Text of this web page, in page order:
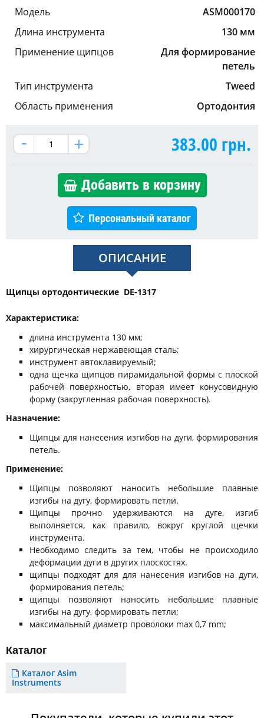
Модель
ASM000170
Длина инструмента
130 мм
Применение щипцов
Для формирование
петель
Тип инструмента
Tweed
Область применения
Ортодонтия
383.00 грн.
Добавить в корзину
Персональный каталог
ОПИСАНИЕ
Щипцы ортодонтические DE-1317
Характеристика:
длина инструмента 130 мм;
хирургическая нержавеющая сталь;
инструмент автоклавируемый;
одна щечка щипцов пирамидальной формы с плоской
рабочей поверхностью, вторая имеет конусовидную
форму (закругленная рабочая поверхность).
Назначение:
Щипцы для нанесения изгибов на дуги, формирования
петель.
Применение:
Щипцы позволяют наносить небольшие плавные
изгибы на дугу, формировать петли.
Щипцы прочно удерживаются на дуге, изгиб
выполняется, как правило, вокруг круглой щечки
инструмента.
Необходимо следить за тем, чтобы не происходило
деформации дуги в других плоскостях.
щипцы подходят для для нанесения изгибов на дуги,
формирования петель;
щипцы позволяют наносить небольшие плавные
изгибы на дугу, формировать петли;
максимальный диаметр проволоки max 0,7 mm;
Каталог
Каталог Asim
Instruments